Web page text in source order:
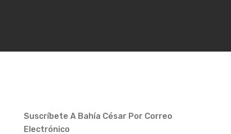
Suscríbete A Bahía César Por Correo
Electrónico